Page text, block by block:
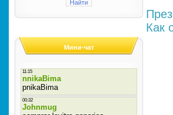
Мини-чат
Как